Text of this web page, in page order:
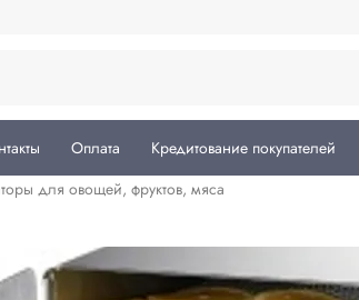
Оплата Кредитование покупателей
для овощей, фруктов, мяса